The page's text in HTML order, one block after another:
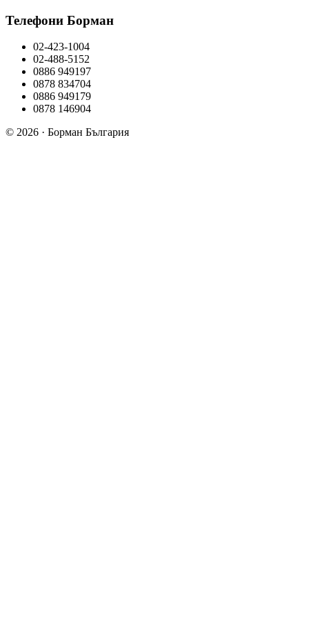
Телефони Борман
02-423-1004
02-488-5152
0886 949197
0878 834704
0886 949179
0878 146904
© 2026 · Борман България